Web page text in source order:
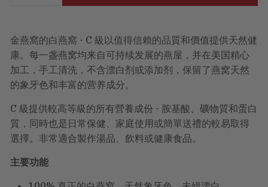
金燕窩的白燕窩 - C 級以值得信賴的品質和價值提供天然健
康。每一盏燕窝均来自可持续发展的燕屋，并在美国精心
加工，手工清洗，不含漂白剂或添加剂，保留了燕窝天然
的象牙色和丰富的营养成分。
C 級提供較高等級的所有營養成份 - 胺基酸、礦物質和蛋白
質，同時也是日常保健、家庭使用或簡單送禮的較易取得
選擇。非常適合製作湯品、飲料或健康食品。
主要功能